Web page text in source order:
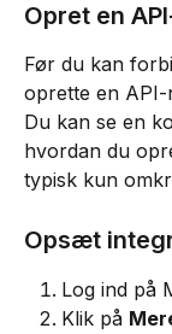
Opret en
Før du kan
oprette en API-
Du kan se en
hvordan du
typisk kun
Opsæt
Log ind på
Klik på